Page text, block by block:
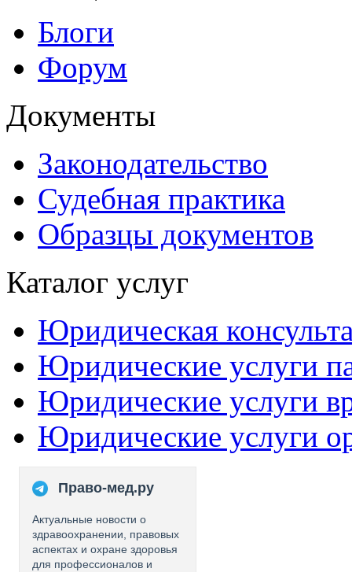
Блоги
Форум
Документы
Законодательство
Судебная практика
Образцы документов
Каталог услуг
Юридическая
Юридические услуги
Юридические услуги
Юридические услуги
Право-мед.ру
Актуальные новости о
здравоохранении, правовых
аспектах и охране здоровья
для профессионалов и